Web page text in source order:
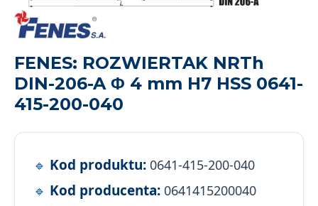
FENES: ROZWIERTAK NRTh
DIN-206-A Φ 4 mm H7 HSS 0641-
415-200-040
Kod produktu: 0641-415-200-040
Kod producenta: 0641415200040